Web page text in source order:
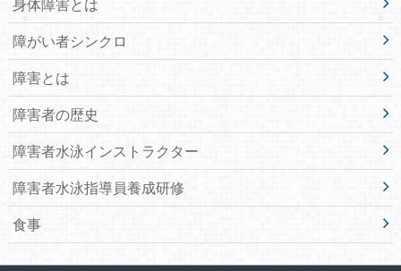
身体障害とは
障がい者シンクロ
障害とは
障害者の歴史
障害者水泳インストラクター
障害者水泳指導員養成研修
食事